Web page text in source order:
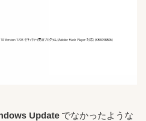
Update でなかったような